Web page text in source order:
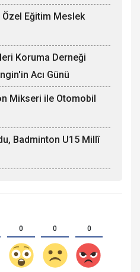
Eğitim Meslek
Koruma Derneği
Acı Günü
Mikseri ile Otomobil
Badminton U15 Millî
0 0 0